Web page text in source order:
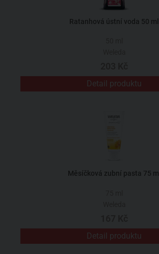
Ratanhová ústní voda 50 ml
Detail produktu
Měsíčková zubní pasta 75 ml
Detail produktu